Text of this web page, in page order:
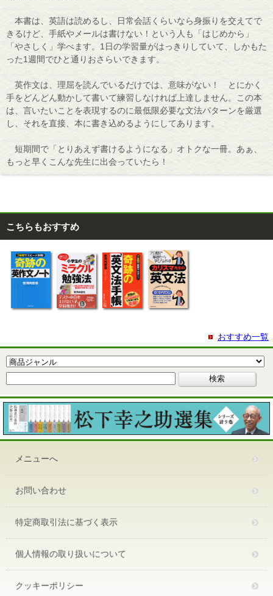
本書は、英語は読めるし、日常会話くらいなら身振りを交えてで
きるけど、手紙やメールは書けない！という人も「はじめから」
「やさしく」学べます。1日の学習量がはっきりしていて、しかもた
った1週間でひと通りおさらいできます。
英作文は、理屈を読んでいるだけでは、意味がない！ とにかく
手をどんどん動かして書いて練習しなければ上達しません。この本
は、言いたいことを表現するのに最低限必要な文法パターンを厳選
し、それを直接、本に書き込めるようにしてあります。
短期間で「とりあえず書けるようになる」オトクな一冊。あぁ、
もっと早くこんな先生に出会っていたら！
こちらもおすすめ
おすすめ一覧
メニューへ
お問い合わせ
特定商取引法に基づく表示
個人情報の取り扱いについて
クッキーポリシー